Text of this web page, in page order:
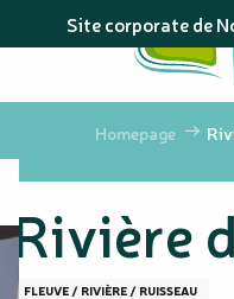
au
principal
Site corporate de
Homepage
Rivière
FLEUVE / RIVIÈRE / RUISSEAU